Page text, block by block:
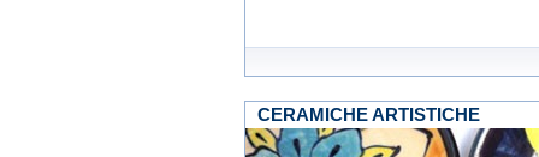
CERAMICHE ARTISTICHE